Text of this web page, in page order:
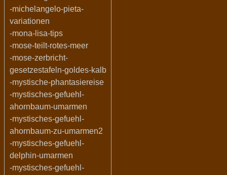
-michelangelo-pieta-
variationen
-mona-lisa-tips
-mose-teilt-rotes-meer
-mose-zerbricht-
gesetzestafeln-goldes-kalb
-mystische-phantasiereise
-mystisches-gefuehl-
ahornbaum-umarmen
-mystisches-gefuehl-
ahornbaum-zu-umarmen2
-mystisches-gefuehl-
delphin-umarmen
-mystisches-gefuehl-